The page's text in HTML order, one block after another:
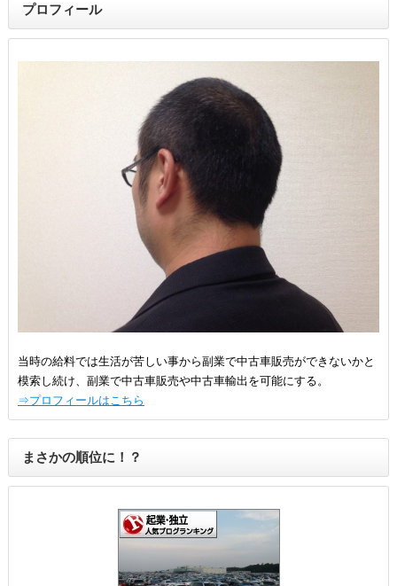
プロフィール
当時の給料では生活が苦しい事から副業で中古車販売ができないかと
模索し続け、副業で中古車販売や中古車輸出を可能にする。
⇒プロフィールはこちら
まさかの順位に！？